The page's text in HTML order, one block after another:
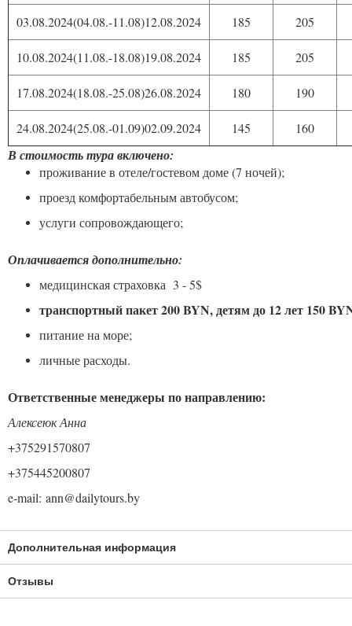
03.08.2024(04.08.-11.08)12.08.2024 185 205
10.08.2024(11.08.-18.08)19.08.2024 185 205
17.08.2024(18.08.-25.08)26.08.2024 180 190
24.08.2024(25.08.-01.09)02.09.2024 145 160
В стоимость тура включено:
проживание в отеле/гостевом доме (7 ночей);
проезд комфортабельным автобусом;
услуги сопровождающего;
Оплачивается дополнительно:
медицинская страховка 3 - 5$
транспортный пакет 200 BYN, детям до 12 лет 150
питание на море;
личные
Ответственные менеджеры по направлению:
Алексеюк Анна
+375291570807
+375445200807
e-mail: ann@dailytours.by
Дополнительная информация
Отзывы